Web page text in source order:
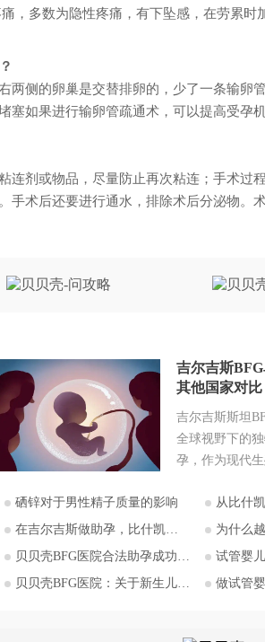
， 多数为隐性疼痛， 有下坠感， 在劳累时
两侧的卵巢是交替排卵的，少了一条输卵
塞如果进行输卵管疏通术，可以提高受孕
连剂或物品，尽量防止再次粘连；手术过
术后还要进行通水，排除术后分泌物。
吉尔吉斯
其他国家对比
吉尔吉斯斯坦
全球视野下的
孕，作为现代
生育的个人和
而，全球各国
异巨大，尤其
角。在这一背
硒锌对于男性精子质量的影响
从比什凯克到人生
在吉尔吉斯做助孕，比什凯克BFG医院全流程深度解析：从签约到抱娃
为什么越来越多家庭选
贝贝壳BFG医院合法助孕成功率影响因素分析
试管婴儿中
贝贝壳BFG医院：关于新生儿基因检测的必要性 做试管婴儿